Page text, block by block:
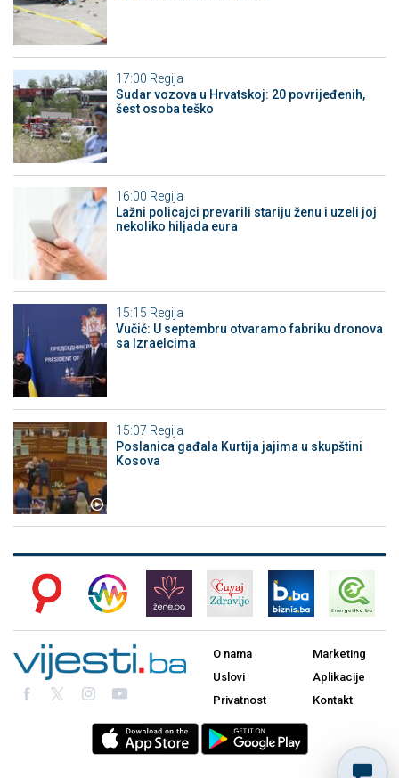
17:00 Regija
Sudar vozova u Hrvatskoj: 20 povrijeđenih,
šest osoba teško
16:00 Regija
Lažni policajci prevarili stariju ženu i uzeli joj
nekoliko hiljada eura
15:15 Regija
Vučić: U septembru otvaramo fabriku dronova
sa Izraelcima
15:07 Regija
Poslanica gađala Kurtija jajima u skupštini
Kosova
O nama
Uslovi
Privatnost
Marketing
Aplikacije
Kontakt